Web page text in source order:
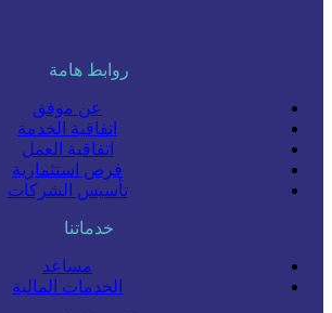
روابط هامة
عن موفق
اتفاقية الخدمة
اتفاقية العمل
فرص استثمارية
تأسيس الشركات
خدماتنا
مساعد
الخدمات المالية